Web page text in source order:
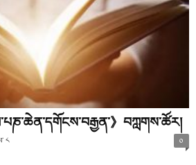
》བཀླགས་ཚོར།
༨ ༠